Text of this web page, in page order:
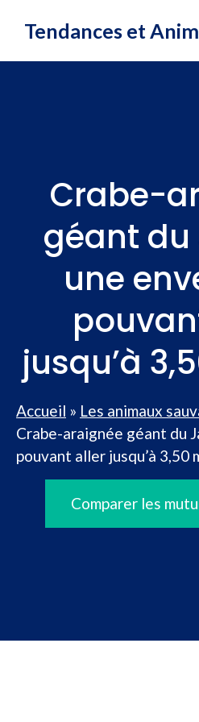
Tendances et
Crabe-
géant du
une
jusqu’à
Accueil » Les animaux
Crabe-araignée géant du
pouvant aller jusqu’à 3,50
Comparer les